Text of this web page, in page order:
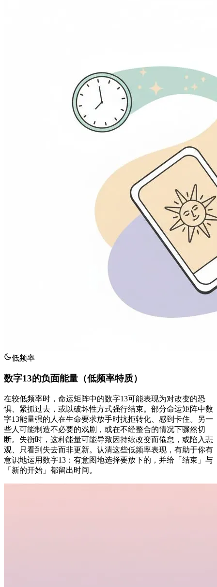
低频率
数字13的负面能量（低频率特质）
在较低频率时，命运矩阵中的数字13可能表现为对改变的恐
惧、紧抓过去，或以破坏性方式强行结束。部分命运矩阵中数
字13能量强的人在生命要求放手时抗拒转化、感到卡住。另一
些人可能制造不必要的戏剧，或在不经整合的情况下骤然切
断。失衡时，这种能量可能导致因持续改变而倦怠，或陷入悲
观、只看到失去而非更新。认清这些低频率表现，有助于你有
意识地运用数字13：有意图地选择要放下的，并给「结束」与
「新的开始」都留出时间。